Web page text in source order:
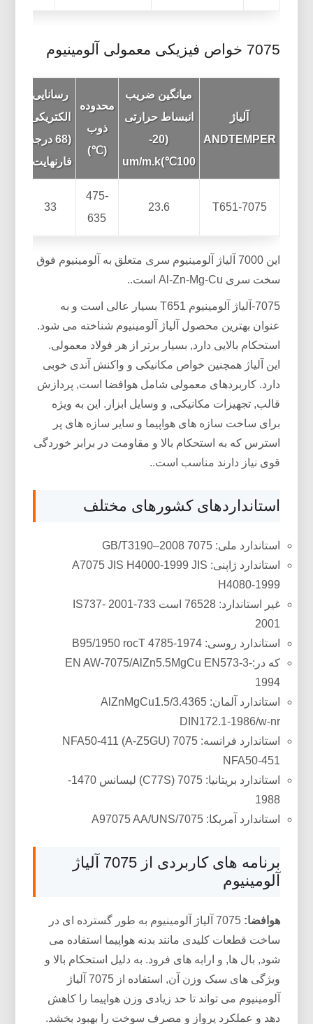
7075 خواص فیزیکی معمولی آلومینیوم
آلیاژ
ANDTEMPER
میانگین ضریب
انبساط حرارتی
(20-
100℃)um/m.k
محدوده
ذوب
(℃)
رسانایی
الکتریکی
(68 درجه
فارنهایت)
7075-T651
23.6
475-
635
33
این 7000 آلیاژ آلومینیوم سری متعلق به آلومینیوم فوق
سخت سری Al-Zn-Mg-Cu است..
7075-آلیاژ آلومینیوم T651 بسیار عالی است و به
عنوان بهترین محصول آلیاژ آلومینیوم شناخته می شود.
استحکام بالایی دارد, بسیار برتر از هر فولاد معمولی.
این آلیاژ همچنین خواص مکانیکی و واکنش آندی خوبی
دارد. کاربردهای معمولی شامل هوافضا است, پردازش
قالب, تجهیزات مکانیکی, و وسایل ابزار. این به ویژه
برای ساخت سازه های هواپیما و سایر سازه های پر
استرس که به استحکام بالا و مقاومت در برابر خوردگی
قوی نیاز دارند مناسب است..
استانداردهای کشورهای مختلف
استاندارد ملی: 7075 GB/T3190–2008
استاندارد ژاپنی: A7075 JIS H4000-1999 JIS
H4080-1999
غیر استاندارد: 76528 است 733-2001 IS737-
2001
استاندارد روسی: B95/1950 rocT 4785-1974
که در:EN AW-7075/AlZn5.5MgCu EN573-3-
1994
استاندارد آلمان: AlZnMgCu1.5/3.4365
DIN172.1-1986/w-nr
استاندارد فرانسه: 7075 (A-Z5GU) NFA50-411
NFA50-451
استاندارد بریتانیا: 7075 (C77S) لیسانس 1470-
1988
استاندارد آمریکا: 7075/A97075 AA/UNS
برنامه های کاربردی از 7075 آلیاژ
آلومینیوم
هوافضا:
7075 آلیاژ آلومینیوم به طور گسترده ای در
ساخت قطعات کلیدی مانند بدنه هواپیما استفاده می
شود, بال ها, و ارابه های فرود. به دلیل استحکام بالا و
ویژگی های سبک وزن آن, استفاده از 7075 آلیاژ
آلومینیوم می تواند تا حد زیادی وزن هواپیما را کاهش
دهد و عملکرد پرواز و مصرف سوخت را بهبود بخشد.